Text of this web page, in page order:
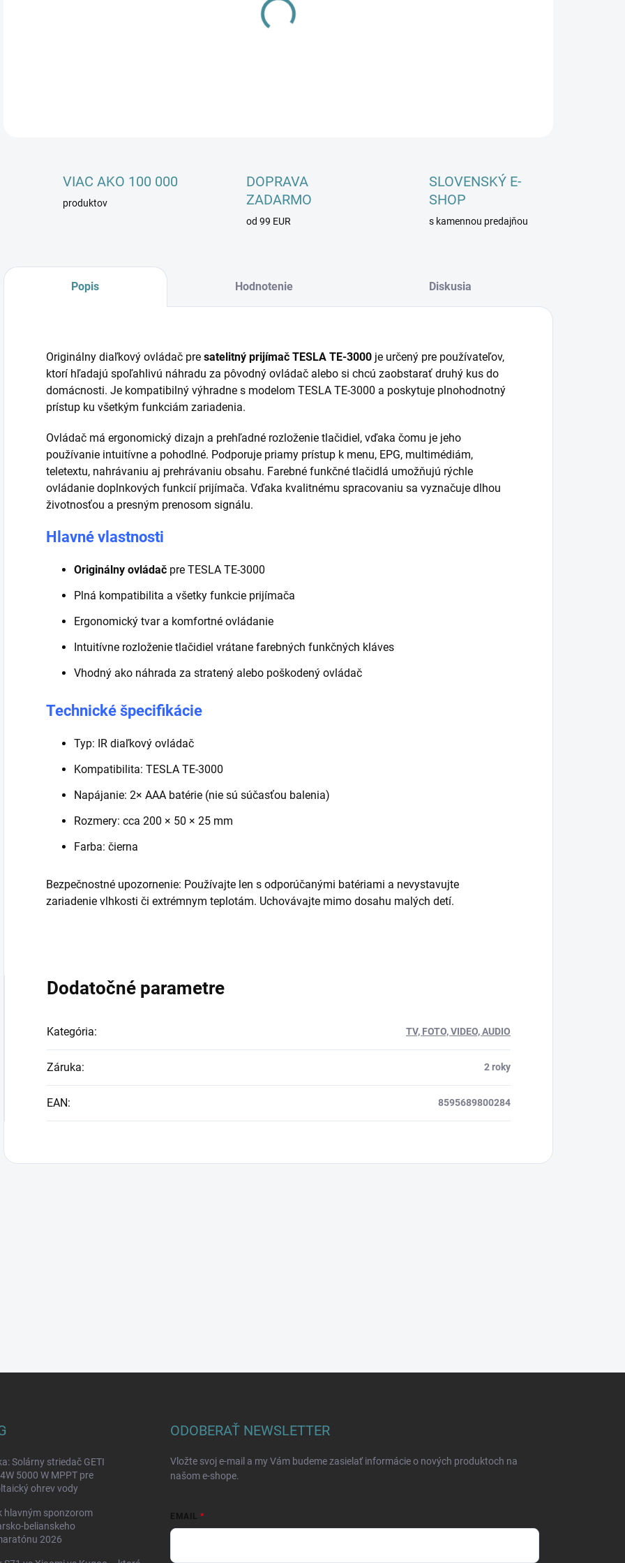
DETAILNÉ INFORMÁCIE
VIAC AKO 100 000
produktov
DOPRAVA
ZADARMO
od 99 EUR
SLOVENSKÝ E-
SHOP
s kamennou predajňou
Popis Hodnotenie Diskusia
Originálny diaľkový ovládač pre satelitný prijímač TESLA TE-3000 je určený pre používateľov,
ktorí hľadajú spoľahlivú náhradu za pôvodný ovládač alebo si chcú zaobstarať druhý kus do
domácnosti. Je kompatibilný výhradne s modelom TESLA TE-3000 a poskytuje plnohodnotný
prístup ku všetkým funkciám zariadenia.
Ovládač má ergonomický dizajn a prehľadné rozloženie tlačidiel, vďaka čomu je jeho
používanie intuitívne a pohodlné. Podporuje priamy prístup k menu, EPG, multimédiám,
teletextu, nahrávaniu aj prehrávaniu obsahu. Farebné funkčné tlačidlá umožňujú rýchle
ovládanie doplnkových funkcií prijímača. Vďaka kvalitnému spracovaniu sa vyznačuje dlhou
životnosťou a presným prenosom signálu.
Hlavné vlastnosti
Originálny ovládač pre TESLA TE-3000
Plná kompatibilita a všetky funkcie prijímača
Ergonomický tvar a komfortné ovládanie
Intuitívne rozloženie tlačidiel vrátane farebných funkčných kláves
Vhodný ako náhrada za stratený alebo poškodený ovládač
Technické špecifikácie
Typ: IR diaľkový ovládač
Kompatibilita: TESLA TE-3000
Napájanie: 2× AAA batérie (nie sú súčasťou balenia)
Rozmery: cca 200 × 50 × 25 mm
Farba: čierna
Bezpečnostné upozornenie: Používajte len s odporúčanými batériami a nevystavujte
zariadenie vlhkosti či extrémnym teplotám. Uchovávajte mimo dosahu malých detí.
Dodatočné parametre
Kategória: TV, FOTO, VIDEO, AUDIO
Záruka: 2 roky
EAN: 8595689800284
Solárny striedač GETI
5000 W MPPT pre
ohrev vody
hlavným sponzorom
belianskeho
2026
ODOBERAŤ NEWSLETTER
Vložte svoj e-mail a my Vám budeme zasielať informácie o nových produktoch na
našom e-shope.
EMAIL